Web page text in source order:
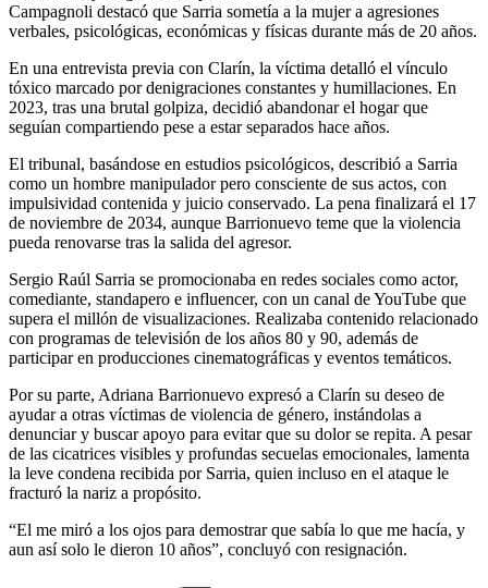
Campagnoli destacó que Sarria sometía a la mujer a agresiones
verbales, psicológicas, económicas y físicas durante más de 20 años.
En una entrevista previa con Clarín, la víctima detalló el vínculo
tóxico marcado por denigraciones constantes y humillaciones. En
2023, tras una brutal golpiza, decidió abandonar el hogar que
seguían compartiendo pese a estar separados hace años.
El tribunal, basándose en estudios psicológicos, describió a Sarria
como un hombre manipulador pero consciente de sus actos, con
impulsividad contenida y juicio conservado. La pena finalizará el 17
de noviembre de 2034, aunque Barrionuevo teme que la violencia
pueda renovarse tras la salida del agresor.
Sergio Raúl Sarria se promocionaba en redes sociales como actor,
comediante, standapero e influencer, con un canal de YouTube que
supera el millón de visualizaciones. Realizaba contenido relacionado
con programas de televisión de los años 80 y 90, además de
participar en producciones cinematográficas y eventos temáticos.
Por su parte, Adriana Barrionuevo expresó a Clarín su deseo de
ayudar a otras víctimas de violencia de género, instándolas a
denunciar y buscar apoyo para evitar que su dolor se repita. A pesar
de las cicatrices visibles y profundas secuelas emocionales, lamenta
la leve condena recibida por Sarria, quien incluso en el ataque le
fracturó la nariz a propósito.
“El me miró a los ojos para demostrar que sabía lo que me hacía, y
aun así solo le dieron 10 años”, concluyó con resignación.